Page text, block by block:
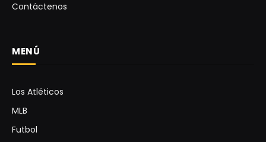
Contáctenos
MENÚ
Los Atléticos
MLB
Futbol